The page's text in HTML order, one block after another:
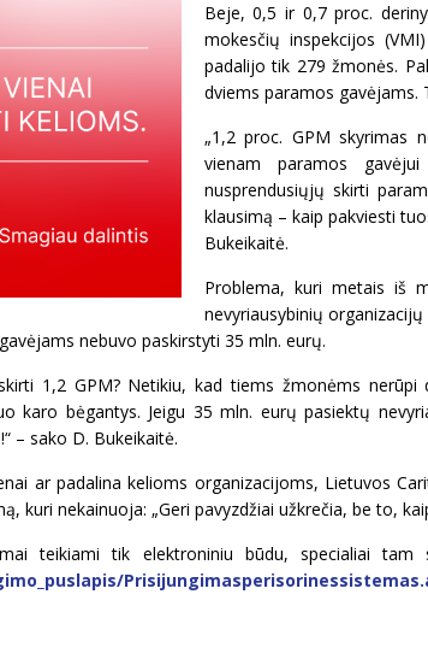
Beje, 0,5 ir 0,7 proc.
mokesčių inspekcijos
padalijo tik 279 žmonės.
dviems paramos gavėjams.
„1,2 proc. GPM skyrimas
vienam paramos
nusprendusiųjų skirti
klausimą – kaip pakviesti
Bukeikaitė.
Problema, kuri metais iš
nevyriausybinių
nebuvo paskirstyti 35 mln. eurų.
1,2 GPM? Netikiu, kad tiems žmonėms
karo bėgantys. Jeigu 35 mln. eurų pasiektų
– sako D. Bukeikaitė.
ar padalina kelioms organizacijoms, Lietuvos
kuri nekainuoja: „Geri pavyzdžiai užkrečia, be to,
teikiami tik elektroniniu būdu, specialiai tam